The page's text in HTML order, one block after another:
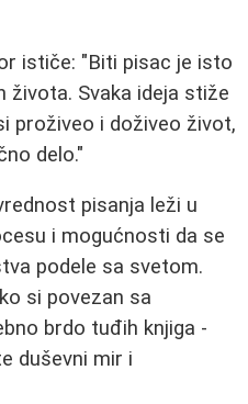
ističe: "Biti pisac je isto
Svaka ideja stiže
proživeo i doživeo život,
delo."
pisanja leži u
i mogućnosti da se
podele sa svetom.
si povezan sa
brdo tuđih knjiga -
duševni mir i